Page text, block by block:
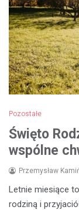
Pozostałe
Święto
wspólne
Przemysław
Letnie miesiące
rodziną i